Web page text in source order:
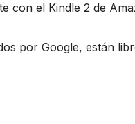
con el Kindle 2 de
por Google, están